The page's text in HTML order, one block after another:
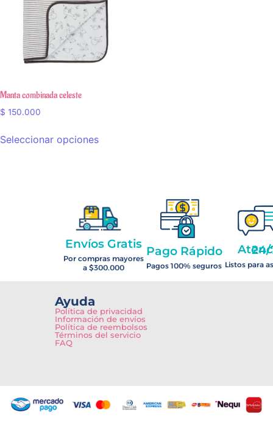
Manta combinada celeste
$ 150.000
Seleccionar opciones
Envíos Gratis
Por compras mayores
a $300.000
Pago Rápido
Pagos 100% seguros
Atención
Listos para
Ayuda
Política de privacidad
Información de envíos
Política de reembolsos
Términos del servicio
FAQ